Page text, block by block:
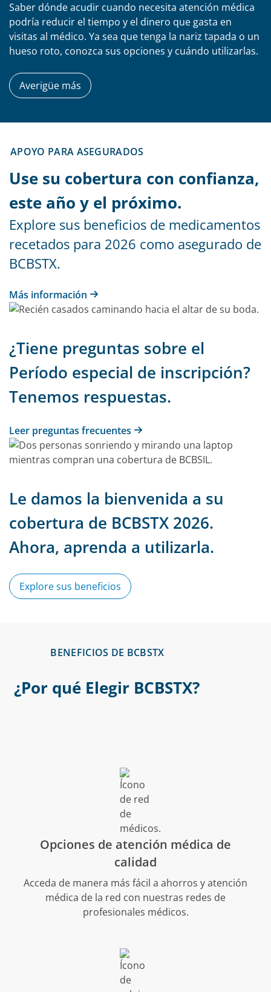
Saber dónde acudir cuando necesita atención médica
podría reducir el tiempo y el dinero que gasta en
visitas al médico. Ya sea que tenga la nariz tapada o un
hueso roto, conozca sus opciones y cuándo utilizarlas.
Averigüe más
APOYO PARA ASEGURADOS
Use su cobertura con confianza,
este año y el próximo.
Explore sus beneficios de medicamentos
recetados para 2026 como asegurado de
BCBSTX.
Más información
¿Tiene preguntas sobre el
Período especial de inscripción?
Tenemos respuestas.
Leer preguntas frecuentes
Le damos la bienvenida a su
cobertura de BCBSTX 2026.
Ahora, aprenda a utilizarla.
Explore sus beneficios
BENEFICIOS DE BCBSTX
¿Por qué Elegir BCBSTX?
Opciones de atención médica de
calidad
Acceda de manera más fácil a ahorros y atención
médica de la red con nuestras redes de
profesionales médicos.